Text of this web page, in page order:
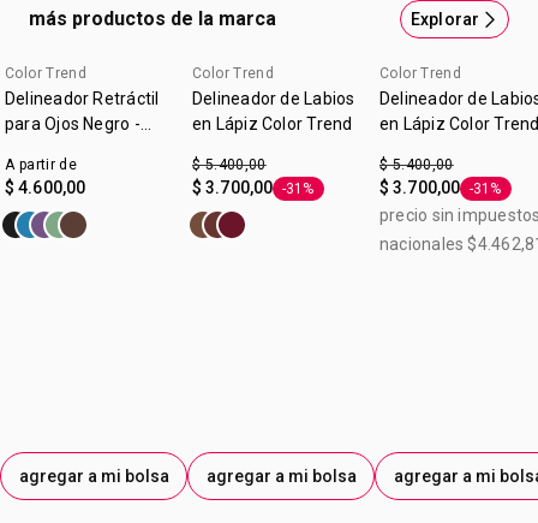
más productos de la marca Explorar
Color Trend
Delineador Retráctil
para Ojos Negro -
A partir de
$ 4.600,00
agregar a mi bolsa
Color Trend
Delineador de Labios
en Lápiz Color Trend
$ 5.400,00
$ 3.700,00 Etiqueta -31%
-31%
agregar a mi bolsa
Color Trend
Delineador de
en Lápiz Color
$ 5.400,00
$ 3.700,00 Etiqueta -
-31%
precio sin
nacionales
agregar a mi